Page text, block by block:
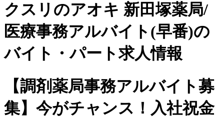
クスリのアオキ 新田塚薬局/
医療事務アルバイト(早番)の
バイト・パート求人情報
【調剤薬局事務アルバイト募
集】今がチャンス！入社祝金